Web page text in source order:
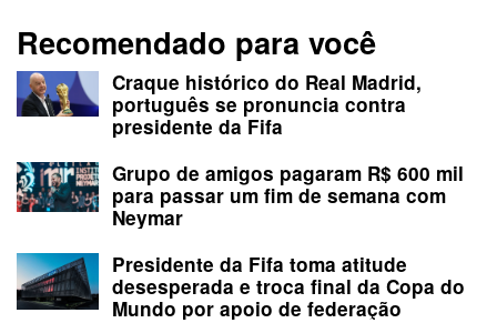
Recomendado para você
Craque histórico do Real Madrid,
português se pronuncia contra
presidente da Fifa
Grupo de amigos pagaram R$ 600 mil
para passar um fim de semana com
Neymar
Presidente da Fifa toma atitude
desesperada e troca final da Copa do
Mundo por apoio de federação